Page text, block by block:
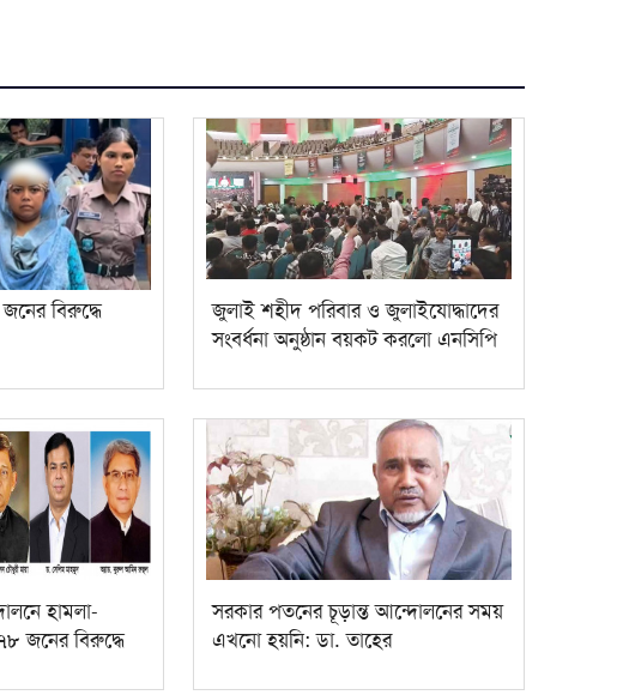
বিরুদ্ধে
জুলাই শহীদ পরিবার ও জুলাইযোদ্ধাদের
সংবর্ধনা অনুষ্ঠান বয়কট করলো এনসিপি
হামলা-
জনের বিরুদ্ধে
সরকার পতনের চূড়ান্ত আন্দোলনের সময়
এখনো হয়নি: ডা. তাহের